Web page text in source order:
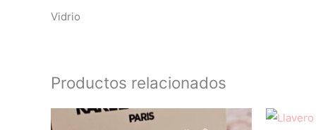
Vidrio
Productos relacionados